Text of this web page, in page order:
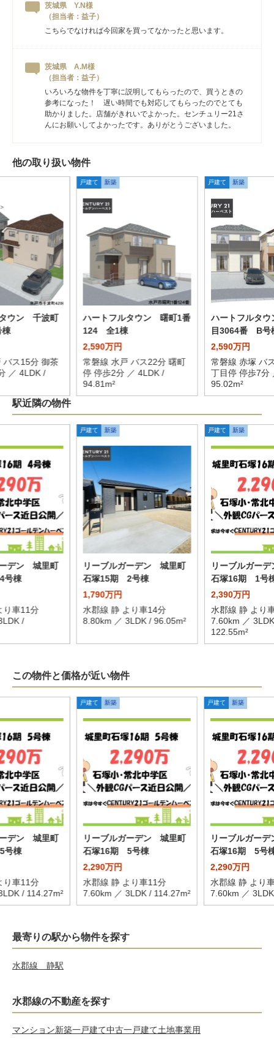
茨城県 Y.N様
（担当者：益子）
こちらでなければ今回家を買ってなかったと思います。
茨城県 A.M様
（担当者：益子）
いろいろな物件を丁寧に説明してもらったので、買うときの
参考になった！ 遅い時間でも対応してもらったのでとても
助かりました。店舗がきれいでよかった。センチュリー21さ
んにお願いしてよかったです。ありがとうございました。
他の取り扱い物件
ウン 千波町
バス15分 御茶
／ 4LDK /
戸建て 新築
ハートフルタウン 曙町1番
124 全1棟
2,590万円
常磐線 水戸 バス22分 曙町
停 停歩2分 ／ 4LDK /
94.81m²
戸建て 新築
ハートフルタ
目3064番 B号
2,590万円
常磐線 赤塚 バ
丁目停 停歩7分
95.02m²
駅近隣の物件
デン 城里町
号棟
り車11分
/
戸建て 新築
リーブルガーデン 城里町
石塚15期 2号棟
1,790万円
水郡線 静 より車14分
8.80km ／ 3LDK / 96.05m²
戸建て 新築
リーブルガー
石塚16期 1号
2,390万円
水郡線 静 より
7.60km ／
122.55m²
この物件と価格が近い物件
デン 城里町
号棟
り車11分
/ 114.27m²
戸建て 新築
リーブルガーデン 城里町
石塚16期 5号棟
2,290万円
水郡線 静 より車11分
7.60km ／ 3LDK / 114.27m²
戸建て 新築
リーブルガー
石塚16期 5号
2,290万円
水郡線 静 より
7.60km ／
最寄りの駅から物件を探す
水郡線 静駅
水郡線の不動産を探す
マンション新築一戸建て中古一戸建て土地事業用